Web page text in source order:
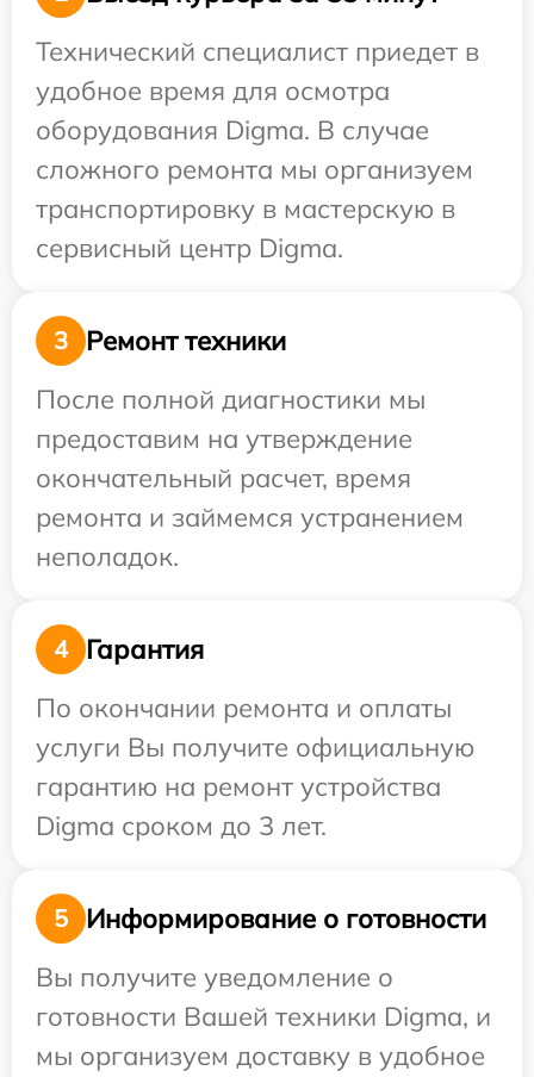
Технический специалист приедет в
удобное время для осмотра
оборудования Digma. В случае
сложного ремонта мы организуем
транспортировку в мастерскую в
сервисный центр Digma.
3
Ремонт техники
После полной диагностики мы
предоставим на утверждение
окончательный расчет, время
ремонта и займемся устранением
неполадок.
4
Гарантия
По окончании ремонта и оплаты
услуги Вы получите официальную
гарантию на ремонт устройства
Digma сроком до 3 лет.
5
Информирование о готовности
Вы получите уведомление о
готовности Вашей техники Digma, и
мы организуем доставку в удобное